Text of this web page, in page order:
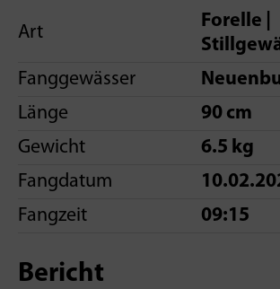
Art
Forelle |
Fanggewässer
Länge
90 cm
Gewicht
6.5 kg
Fangdatum
Fangzeit
09:15
Bericht